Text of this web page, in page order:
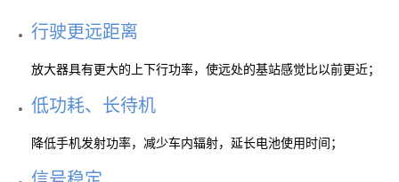
行驶更远距离
放大器具有更大的上下行功率，使远处的基站感觉比以前更近；
低功耗、长待机
降低手机发射功率，减少车内辐射，延长电池使用时间；